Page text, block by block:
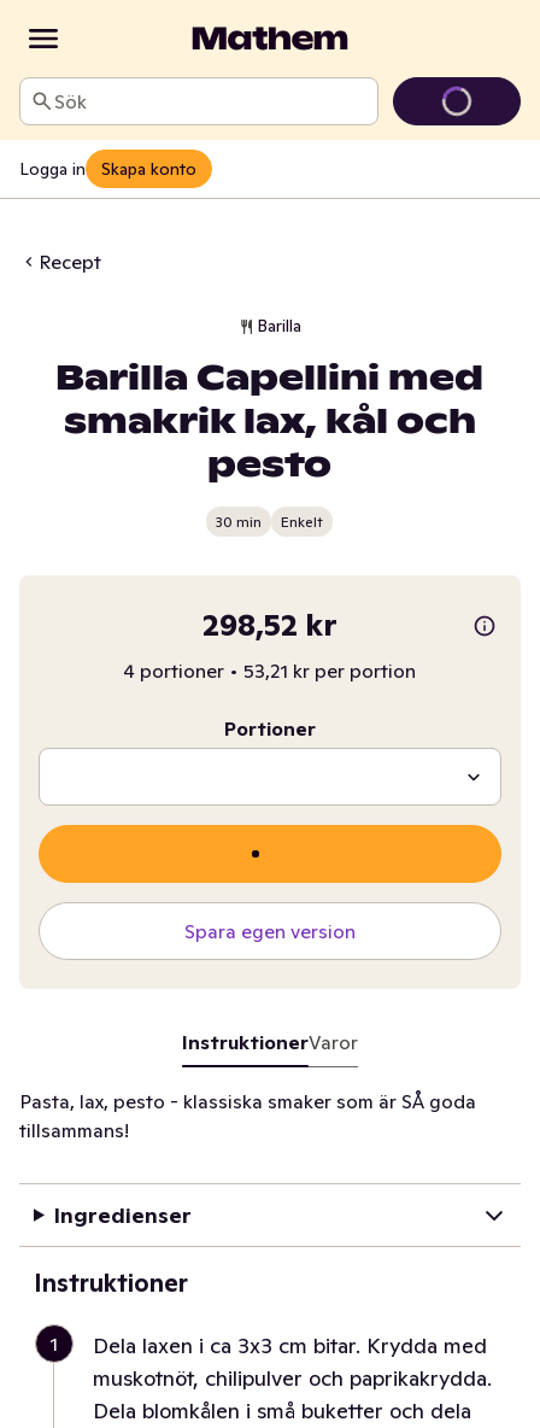
Sök
Logga in Skapa konto
Recept
Barilla
Barilla Capellini med
smakrik lax, kål och
pesto
30 min Enkelt
298,52 kr
4 portioner • 53,21 kr per portion
Portioner
Spara egen version
InstruktionerVaror
Pasta, lax, pesto - klassiska smaker som är SÅ goda
tillsammans!
Ingredienser
Instruktioner
1
Dela laxen i ca 3x3 cm bitar. Krydda med
muskotnöt, chilipulver och paprikakrydda.
Dela blomkålen i små buketter och dela